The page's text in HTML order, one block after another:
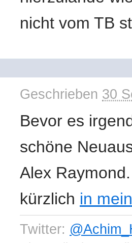
nicht vom TB
Geschrieben 30
Bevor es
schöne
Alex
kürzlich in
Twitter: